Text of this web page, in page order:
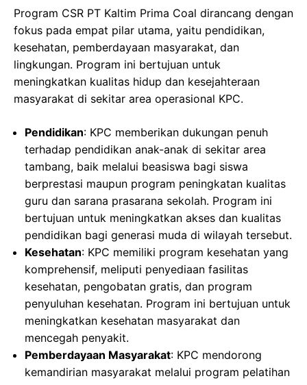
Program CSR PT Kaltim Prima Coal dirancang dengan
fokus pada empat pilar utama, yaitu pendidikan,
kesehatan, pemberdayaan masyarakat, dan
lingkungan. Program ini bertujuan untuk
meningkatkan kualitas hidup dan kesejahteraan
masyarakat di sekitar area operasional KPC.
Pendidikan: KPC memberikan dukungan penuh
terhadap pendidikan anak-anak di sekitar area
tambang, baik melalui beasiswa bagi siswa
berprestasi maupun program peningkatan kualitas
guru dan sarana prasarana sekolah. Program ini
bertujuan untuk meningkatkan akses dan kualitas
pendidikan bagi generasi muda di wilayah tersebut.
Kesehatan: KPC memiliki program kesehatan yang
komprehensif, meliputi penyediaan fasilitas
kesehatan, pengobatan gratis, dan program
penyuluhan kesehatan. Program ini bertujuan untuk
meningkatkan kesehatan masyarakat dan
mencegah penyakit.
Pemberdayaan Masyarakat: KPC mendorong
kemandirian masyarakat melalui program pelatihan